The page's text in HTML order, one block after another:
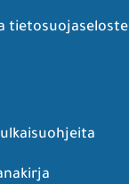
tietosuojaseloste